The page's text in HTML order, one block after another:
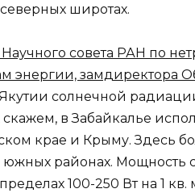
широтах.
совета РАН по
энергии, замдиректора
солнечной
в Забайкалье
крае и Крыму. Здесь
районах. Мощность
100-250 Вт на 1